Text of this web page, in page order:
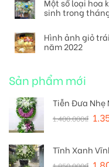
Một số loại hoa
sinh trong
Hình ảnh giỏ
năm 2022
Sản phẩm mới
Tiễn Đưa Nhẹ
1.400.000₫
Tĩnh Xanh